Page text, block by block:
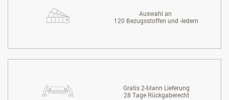
Auswahl an
120 Bezugsstoffen und -ledern
Gratis 2-Mann Lieferung
28 Tage Rückgaberecht